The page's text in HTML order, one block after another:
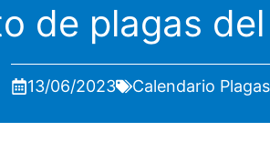
de plagas
13/06/2023 Calendario Plagas